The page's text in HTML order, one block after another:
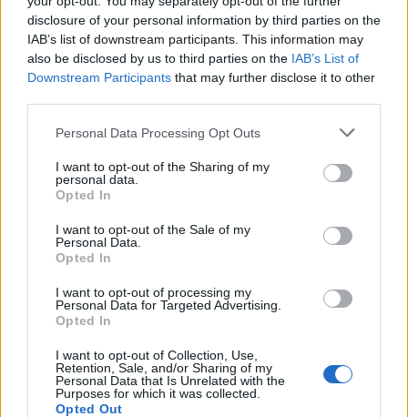
disclosure of your personal information by third parties on the
IAB’s list of downstream participants. This information may
also be disclosed by us to third parties on the IAB’s List of
Downstream Participants that may further disclose it to other
Personal Data Processing Opt Outs
I want to opt-out of the Sharing of my
personal data.
Opted In
I want to opt-out of the Sale of my
Personal Data.
Opted In
I want to opt-out of processing my
Personal Data for Targeted Advertising.
Opted In
I want to opt-out of Collection, Use,
Retention, Sale, and/or Sharing of my
Personal Data that Is Unrelated with the
Purposes for which it was collected.
Opted Out